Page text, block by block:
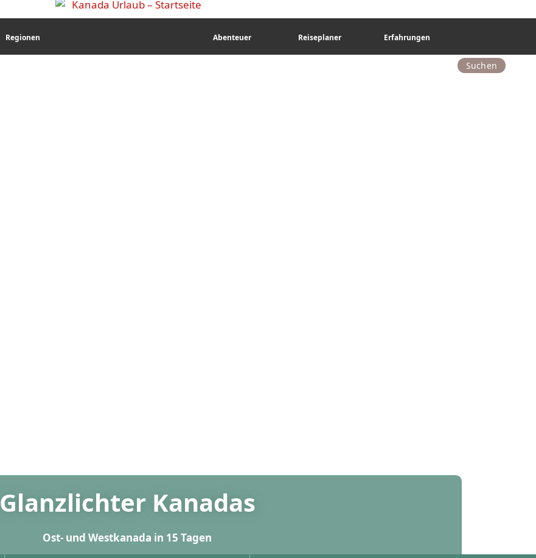
Regionen Abenteuer Reiseplaner Erfahrungen
Suchen
Glanzlichter Kanadas
Ost- und Westkanada in 15 Tagen